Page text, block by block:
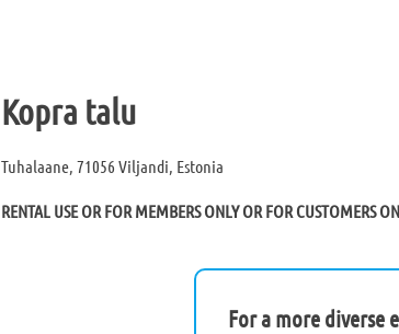
Kopra talu
Tuhalaane, 71056 Viljandi, Estonia
RENTAL USE OR FOR MEMBERS ONLY OR FOR CUSTOMERS
For a more diverse